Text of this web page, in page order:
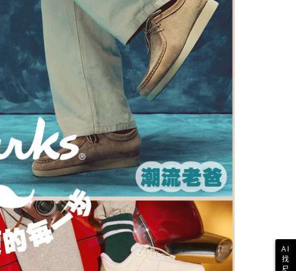
即時審查核予不同之上限額度；若仍有額度不足之情形，本公司將視審查
結果請求用戶進行身份認證。
５．嚴禁一人註冊多個帳號或使用他人資訊註冊。若發現惡意使用之情
形，恩沛科技股份有限公司將有權停止該用戶之使用額度並採取法律行
AI
找
尺